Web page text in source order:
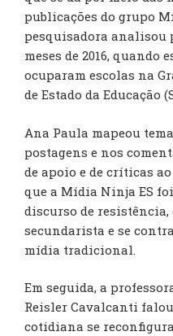
publicações do grupo
pesquisadora analisou
meses de 2016, quando
ocuparam escolas na
de Estado da Educação
Ana Paula mapeou
postagens e nos
de apoio e de críticas
que a Mídia Ninja ES
discurso de
secundarista e se
mídia tradicional.
Em seguida, a
Reisler Cavalcanti
cotidiana se